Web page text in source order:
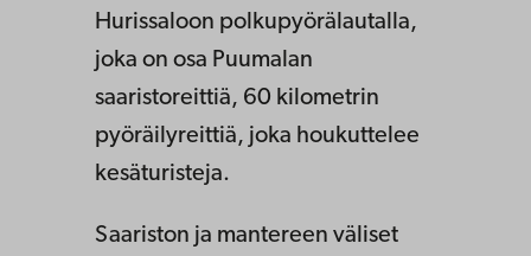
Hurissaloon polkupyörälautalla,
joka on osa Puumalan
saaristoreittiä, 60 kilometrin
pyöräilyreittiä, joka houkuttelee
kesäturisteja.
Saariston ja mantereen väliset